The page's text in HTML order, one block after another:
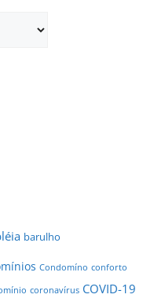
barulho
Condomíno conforto
coronavírus COVID-19